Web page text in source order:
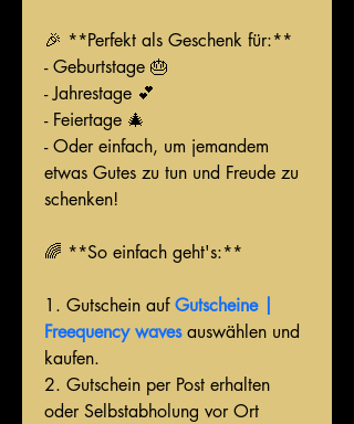
🎉 **Perfekt als Geschenk für:**
- Geburtstage 🎂
- Jahrestage 💕
- Feiertage 🎄
- Oder einfach, um jemandem
etwas Gutes zu tun und Freude zu
schenken!
🌈 **So einfach geht's:**
1. Gutschein auf Gutscheine |
Freequency waves auswählen und
kaufen.
2. Gutschein per Post erhalten
oder Selbstabholung vor Ort